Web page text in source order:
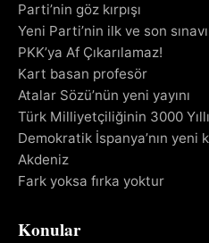
Parti’nin göz kırpışı
Yeni Parti’nin ilk ve son sınavı
PKK’ya Af Çıkarılamaz!
Kart basan profesör
Atalar Sözü’nün yeni yayını
Türk Milliyetçiliğinin 3000
Demokratik İspanya’nın yeni
Akdeniz
Fark yoksa fırka yoktur
Konular